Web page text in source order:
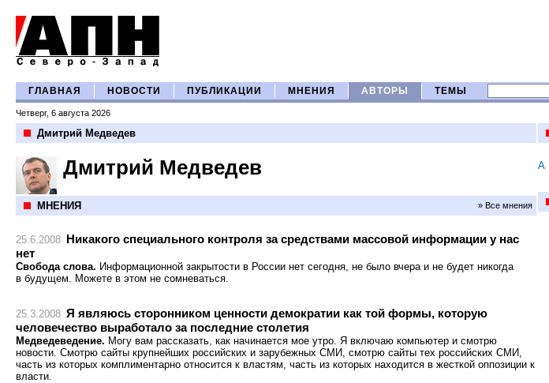
ГЛАВНАЯ НОВОСТИ ПУБЛИКАЦИИ МНЕНИЯ АВТОРЫ ТЕМЫ
Четверг, 6 августа 2026
Дмитрий Медведев
Дмитрий Медведев
МНЕНИЯ » Все мнения
25.6.2008 Никакого специального контроля за средствами массовой информации у нас
нет
Свобода слова. Информационной закрытости в России нет сегодня, не было вчера и не будет никогда
в будущем. Можете в этом не сомневаться.
25.3.2008 Я являюсь сторонником ценности демократии как той формы, которую
человечество выработало за последние столетия
Медведеведение. Могу вам рассказать, как начинается мое утро. Я включаю компьютер и смотрю
новости. Смотрю сайты крупнейших российских и зарубежных СМИ, смотрю сайты тех российских СМИ,
часть из которых комплиментарно относится к властям, часть из которых находится в жесткой оппозиции к
власти.
А